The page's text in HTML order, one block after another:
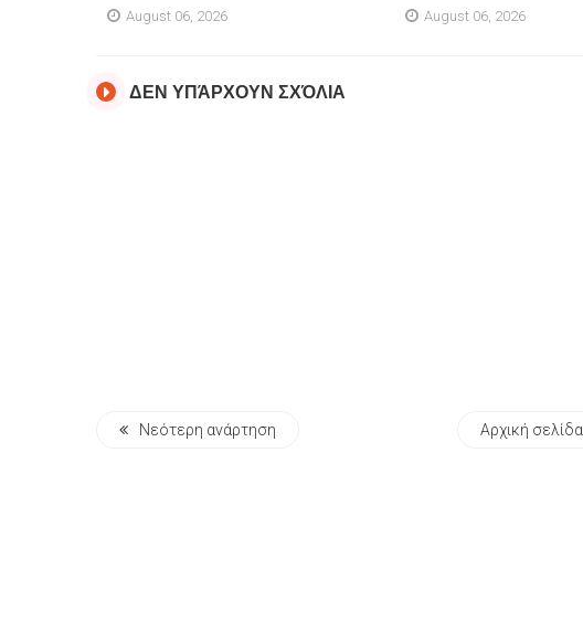
August 06, 2026 August 06, 2026
ΔΕΝ ΥΠΆΡΧΟΥΝ ΣΧΌΛΙΑ
Νεότερη ανάρτηση Αρχική σελίδα